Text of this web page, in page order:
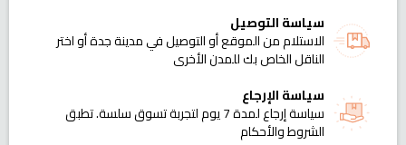
سياسة التوصيل
الاستلام من الموقع أو التوصيل في مدينة جدة أو اختر
الناقل الخاص بك للمدن الأخرى
سياسة الإرجاع
سياسة إرجاع لمدة 7 يوم لتجربة تسوق سلسة. تطبق
الشروط والأحكام